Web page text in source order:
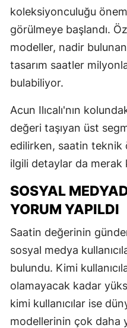
koleksiyonculuğu
görülmeye başlandı.
modeller, nadir
tasarım saatler
bulabiliyor.
Acun Ilıcalı'nın
değeri taşıyan üst
edilirken, saatin teknik
ilgili detaylar da merak
SOSYAL
YORUM YAPILDI
Saatin değerinin
sosyal medya
bulundu. Kimi
olamayacak kadar
kimi kullanıcılar ise
modellerinin çok daha